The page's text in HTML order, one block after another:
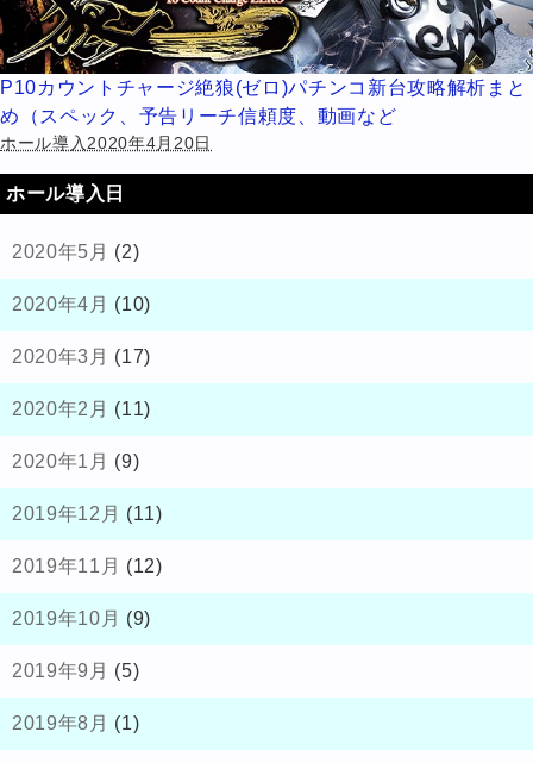
P10カウントチャージ絶狼(ゼロ)パチンコ新台攻略解析まと
め（スペック、予告リーチ信頼度、動画など
ホール導入2020年4月20日
ホール導入日
2020年5月 (2)
2020年4月 (10)
2020年3月 (17)
2020年2月 (11)
2020年1月 (9)
2019年12月 (11)
2019年11月 (12)
2019年10月 (9)
2019年9月 (5)
2019年8月 (1)